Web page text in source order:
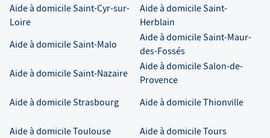
Aide à domicileSaint-Cyr-sur-
Loire
Aide à domicileSaint-
Herblain
Aide à domicileSaint-Malo
Aide à domicileSaint-Maur-
des-Fossés
Aide à domicileSaint-Nazaire
Aide à domicileSalon-de-
Provence
Aide à domicileStrasbourg Aide à domicileThionville
Aide à domicileToulouse Aide à domicileTours